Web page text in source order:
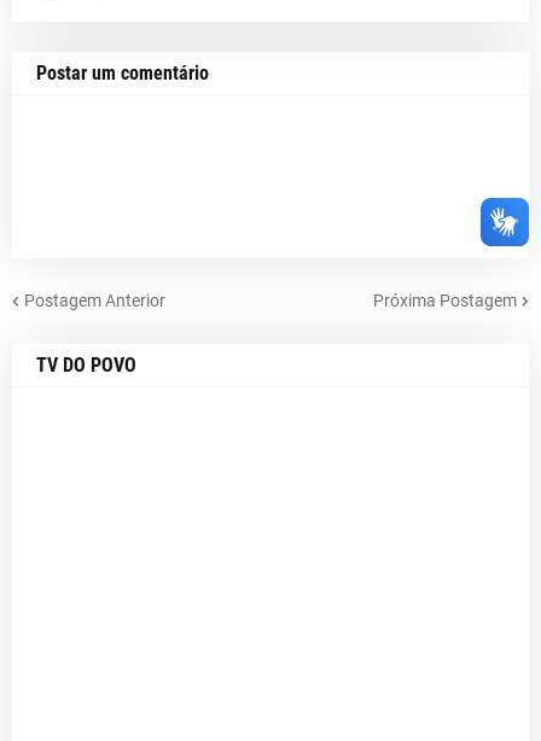
Postar um comentário
Postagem Anterior Próxima Postagem
TV DO POVO